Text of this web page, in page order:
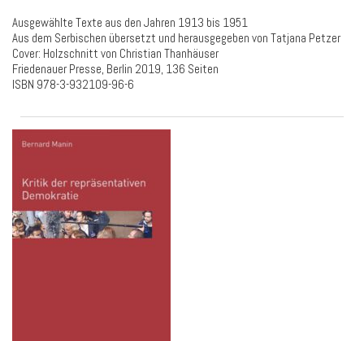
Ausgewählte Texte aus den Jahren 1913 bis 1951
Aus dem Serbischen übersetzt und herausgegeben von Tatjana Petzer
Cover: Holzschnitt von Christian Thanhäuser
Friedenauer Presse, Berlin 2019, 136 Seiten
ISBN 978-3-932109-96-6